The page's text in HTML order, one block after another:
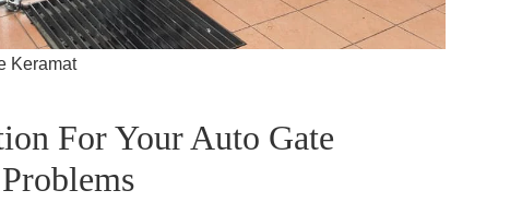
Keramat
For Your Auto Gate